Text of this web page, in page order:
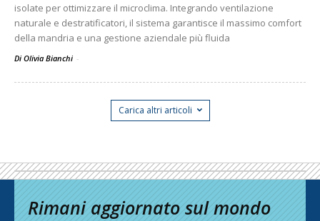
isolate per ottimizzare il microclima. Integrando ventilazione
naturale e destratificatori, il sistema garantisce il massimo comfort
della mandria e una gestione aziendale più fluida
Di Olivia Bianchi -
Carica altri articoli
Rimani aggiornato sul mondo